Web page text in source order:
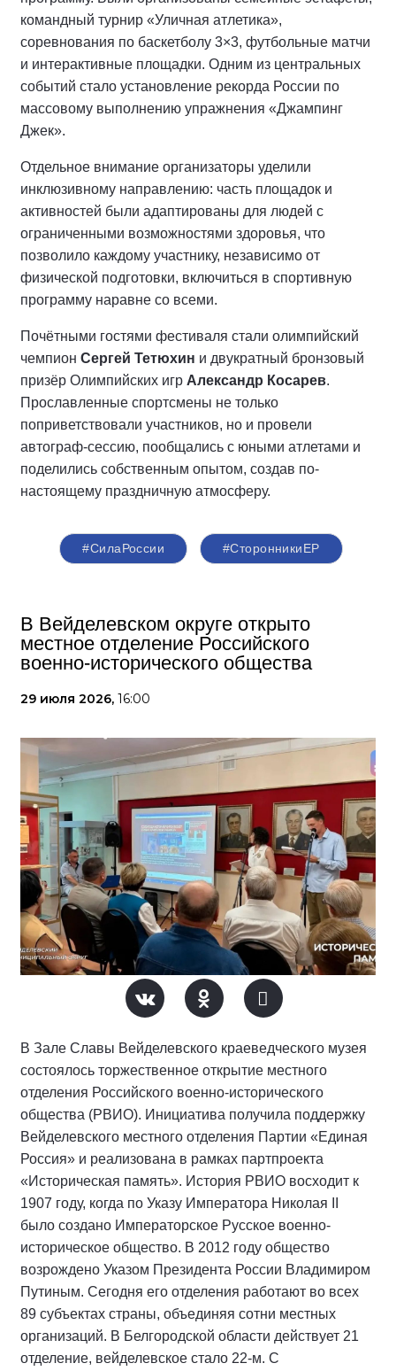
командный турнир «Уличная атлетика»,
соревнования по баскетболу 3×3, футбольные матчи
и интерактивные площадки. Одним из центральных
событий стало установление рекорда России по
массовому выполнению упражнения «Джампинг
Джек».
Отдельное внимание организаторы уделили
инклюзивному направлению: часть площадок и
активностей были адаптированы для людей с
ограниченными возможностями здоровья, что
позволило каждому участнику, независимо от
физической подготовки, включиться в спортивную
программу наравне со всеми.
Почётными гостями фестиваля стали олимпийский
чемпион Сергей Тетюхин и двукратный бронзовый
призёр Олимпийских игр Александр Косарев.
Прославленные спортсмены не только
поприветствовали участников, но и провели
автограф-сессию, пообщались с юными атлетами и
поделились собственным опытом, создав по-
настоящему праздничную атмосферу.
#СилаРоссии #СторонникиЕР
В Вейделевском округе открыто
местное отделение Российского
военно-исторического общества
29 июля 2026, 16:00
В Зале Славы Вейделевского краеведческого музея
состоялось торжественное открытие местного
отделения Российского военно-исторического
общества (РВИО). Инициатива получила поддержку
Вейделевского местного отделения Партии «Единая
Россия» и реализована в рамках партпроекта
«Историческая память». История РВИО восходит к
1907 году, когда по Указу Императора Николая II
было создано Императорское Русское военно-
историческое общество. В 2012 году общество
возрождено Указом Президента России Владимиром
Путиным. Сегодня его отделения работают во всех
89 субъектах страны, объединяя сотни местных
организаций. В Белгородской области действует 21
отделение, вейделевское стало 22-м. С